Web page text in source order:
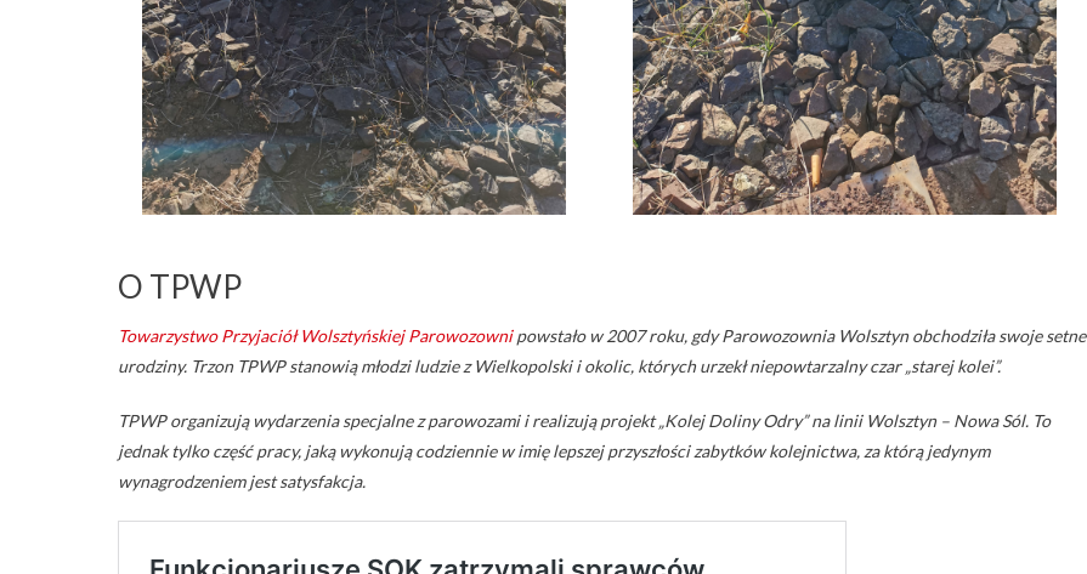
O TPWP
Towarzystwo Przyjaciół Wolsztyńskiej Parowozownipowstało w 2007 roku, gdy Parowozownia Wolsztyn obchodziła swoje setne
urodziny. Trzon TPWP stanowią młodzi ludzie z Wielkopolski i okolic, których urzekł niepowtarzalny czar „starej kolei”.
TPWP organizują wydarzenia specjalne z parowozami i realizują projekt „Kolej Doliny Odry” na linii Wolsztyn – Nowa Sól. To
jednak tylko część pracy, jaką wykonują codziennie w imię lepszej przyszłości zabytków kolejnictwa, za którą jedynym
wynagrodzeniem jest satysfakcja.